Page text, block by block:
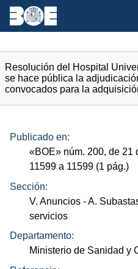
Resolución del Hospital
se hace pública la
convocados para la
Publicado en:
«BOE» núm. 200, de 21
11599 a 11599 (1 pág.)
Sección:
V. Anuncios - A.
servicios
Departamento:
Ministerio de Sanidad y